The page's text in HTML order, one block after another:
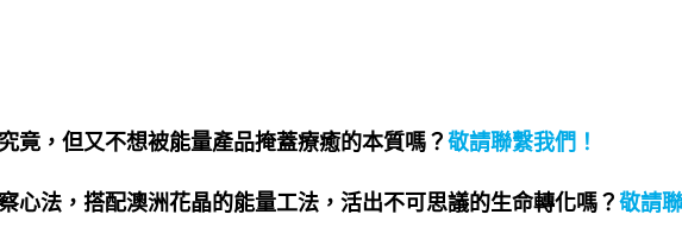
竟，但又不想被能量產品掩蓋療癒的本質嗎？敬請聯繫我們！
心法，搭配澳洲花晶的能量工法，活出不可思議的生命轉化嗎？敬請